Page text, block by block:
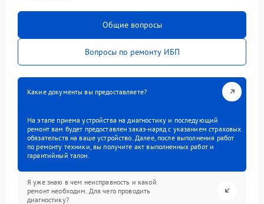
Общие вопросы
Вопросы по ремонту ИБП
Какие документы вы предоставляете?
На этапе приема устройства на диагностику и последующий
ремонт вам будет предоставлен заказ-наряд с указанием страховых
обязательств на ваше устройство. Далее, после выполнения работ
по ремонту техники, вы получите акт выполненных работ и
гарантийный талон.
Я уже знаю в чем неисправность и какой
ремонт необходим. Для чего проводить
диагностику?